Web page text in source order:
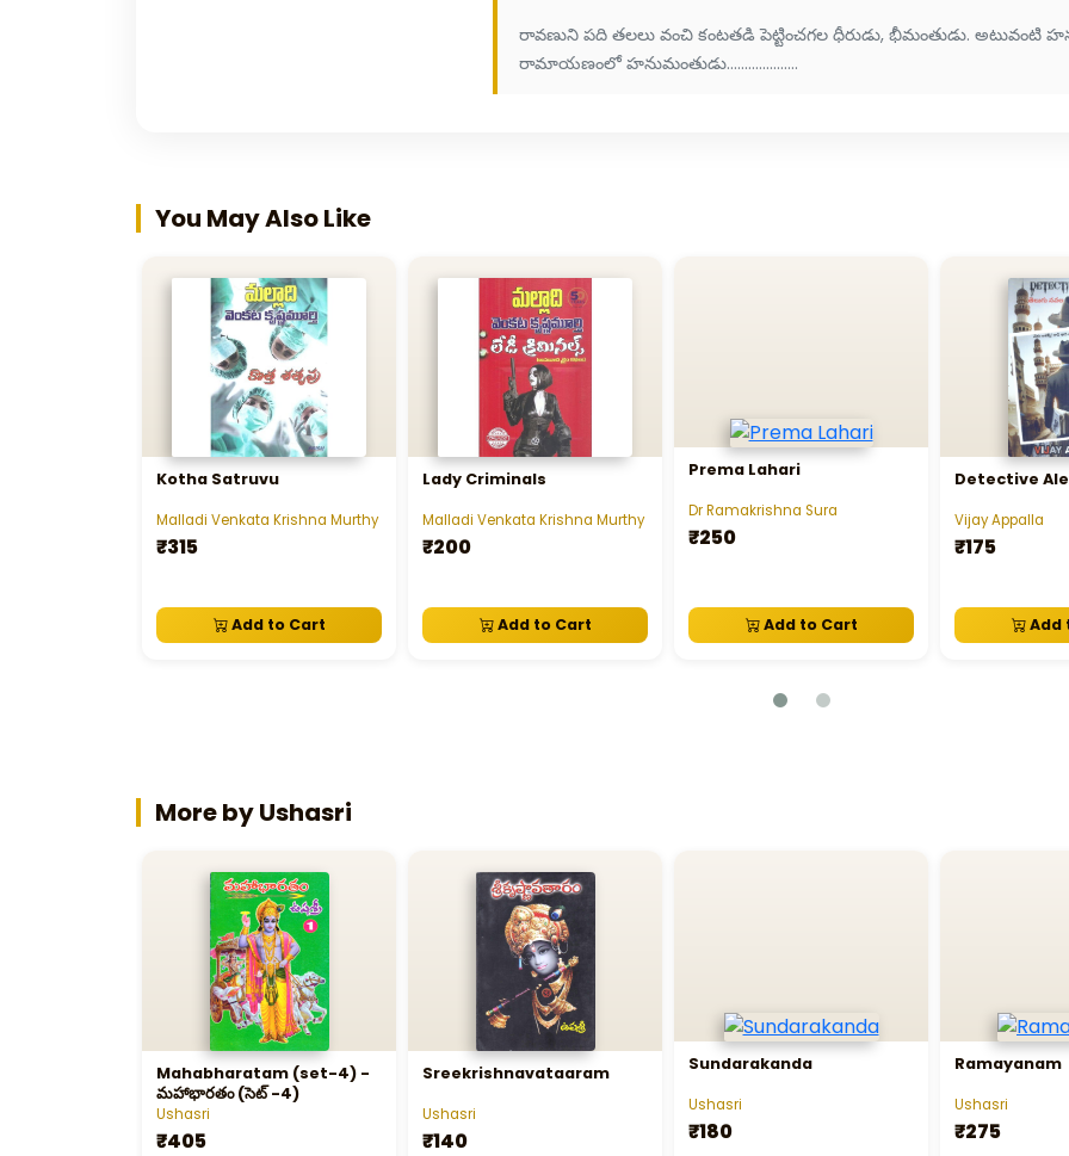
రావణుని పది తలలు వంచి కంటతడి పెట్టించగల ధీరుడు, భీమంతుడు.
రామాయణంలో హనుమంతుడు....................
You May Also Like
Kotha Satruvu
Malladi Venkata Krishna Murthy
₹315
Add to Cart
Lady Criminals
Malladi Venkata Krishna Murthy
₹200
Add to Cart
Prema Lahari
Dr Ramakrishna Sura
₹250
Add to Cart
Detective
Vijay Appalla
₹175
Add
More by Ushasri
Mahabharatam (set-4) -
మహాభారతం (సెట్ -4)
Ushasri
₹405
Sreekrishnavataaram
Ushasri
₹140
Sundarakanda
Ushasri
₹180
Ramayanam
Ushasri
₹275